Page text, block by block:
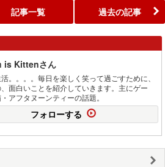
記事一覧 過去の記事
is Kittenさん
。。。。毎日を楽しく笑って過ごすために、
面白いことを紹介していきます。主にゲー
アフタヌーンティーの話題。
フォローする